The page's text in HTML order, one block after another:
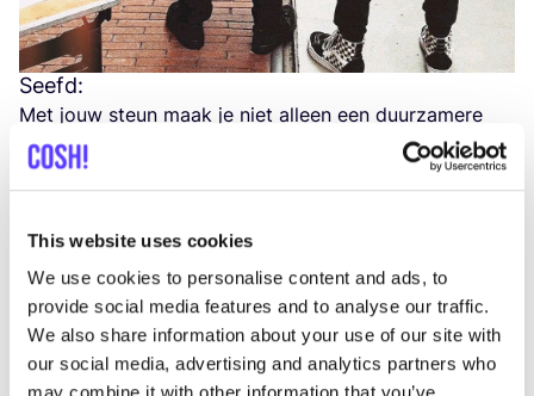
This website uses cookies
We use cookies to personalise content and ads, to
provide social media features and to analyse our traffic.
We also share information about your use of our site with
our social media, advertising and analytics partners who
Seefd:
Met jouw steun maak je niet alleen een duur­za­me­re
keu­ze. Want vaak kun­nen loka­le ont­wer­pers en brands
aan gewerkt heeft. En wat het ver­haal ach­ter een
merkt of ont­werp is. Dus weet je met­een of je kle­ding
eer­lijk en met wei­nig scha­de voor het mili­eu is
gemaakt. En zo krij­gen de kle­ding­stuk­ken meer
waar­de. En je weet dat je een keu­ze met impact hebt